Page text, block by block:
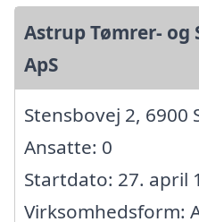
Astrup Tømrer-
ApS
Stensbovej 2, 6900
Ansatte: 0
Startdato: 27. april
Virksomhedsform: